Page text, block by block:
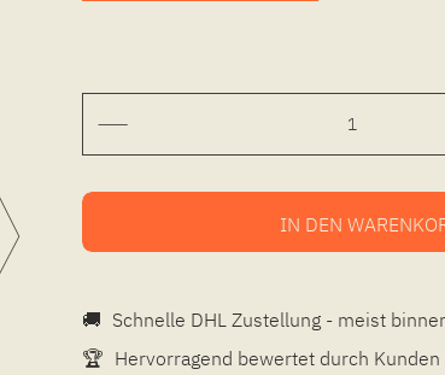
IN DEN
🚚 Schnelle DHL Zustellung - meist
🏆 Hervorragend bewertet durch